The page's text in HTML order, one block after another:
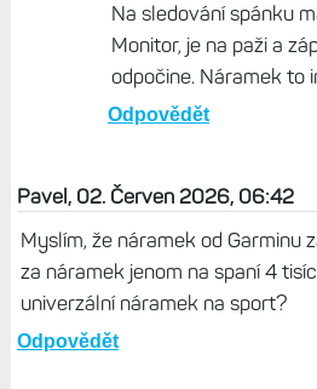
Na sledování spánku
Monitor, je na paži a
odpočine. Náramek to
Odpovědět
Pavel, 02. Červen 2026, 06:42
Myslím, že náramek od Garminu
za náramek jenom na spaní 4
univerzální náramek na sport?
Odpovědět